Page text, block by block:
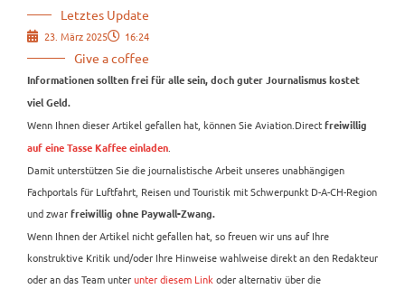
Letztes Update
23. März 2025 16:24
Give a coffee
Informationen sollten frei für alle sein, doch guter Journalismus kostet
viel Geld.
Wenn Ihnen dieser Artikel gefallen hat, können Sie Aviation.Direct freiwillig
auf eine Tasse Kaffee einladen.
Damit unterstützen Sie die journalistische Arbeit unseres unabhängigen
Fachportals für Luftfahrt, Reisen und Touristik mit Schwerpunkt D-A-CH-Region
und zwar freiwillig ohne Paywall-Zwang.
Wenn Ihnen der Artikel nicht gefallen hat, so freuen wir uns auf Ihre
konstruktive Kritik und/oder Ihre Hinweise wahlweise direkt an den Redakteur
oder an das Team unterunter diesem Linkoder alternativ über die